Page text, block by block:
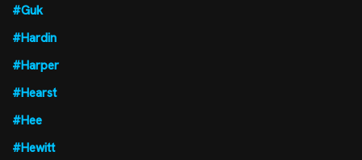
#Guk
#Hardin
#Harper
#Hearst
#Hee
#Hewitt